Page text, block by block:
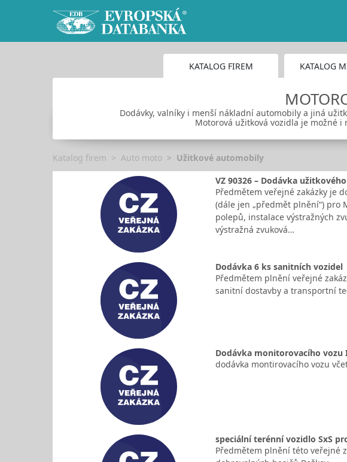
KATALOG FIREM KATALOG
Dodávky, valníky i menší nákladní automobily a jiná
Motorová užitková vozidla je možné
Katalog firem Auto moto Užitkové automobily
VZ 90326 – Dodávka
Předmětem veřejné zakázky je
(dále jen „předmět plnění“) pro
polepů, instalace výstražných
výstražná zvuková…
Dodávka 6 ks sanitních vozidel
Předmětem plnění veřejné
sanitní dostavby a transportní
Dodávka monitorovacího vozu
dodávka montirovacího vozu
speciální terénní vozidlo SxS
Předmětem plnění této veřejné